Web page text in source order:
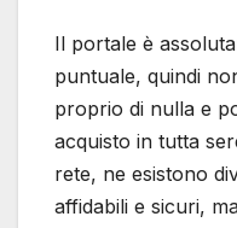
di andare a colpo
e non potrai certo
Sul sito web non
per i concerti
avrai anche la